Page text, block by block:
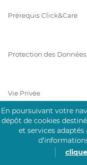
Prérequis Click&Care
Protection des Données
Vie Privée
PAIEMENT SÉCURISÉ
La collecte de vos
En poursuivant votre
dépôt de cookies
et services adaptés